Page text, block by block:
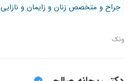
جراح و متخصص زنان و زایمان و نازایی
ونک